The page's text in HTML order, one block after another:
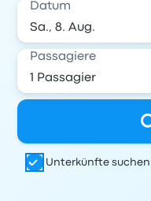
Datum
Passagiere
Unterkünfte suchen